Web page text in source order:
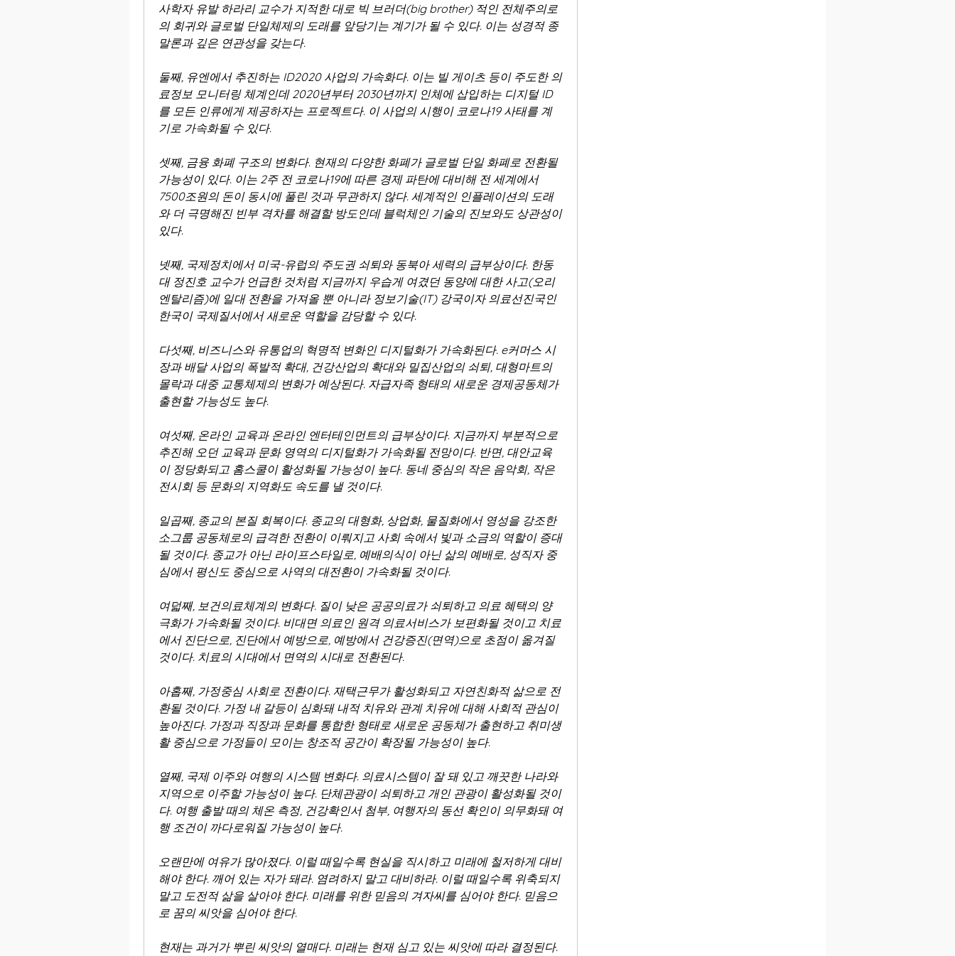
사학자 유발 하라리 교수가 지적한 대로 빅 브러더(big brother) 적인 전체주의로
의 회귀와 글로벌 단일체제의 도래를 앞당기는 계기가 될 수 있다. 이는 성경적 종
말론과 깊은 연관성을 갖는다.
둘째, 유엔에서 추진하는 ID2020 사업의 가속화다. 이는 빌 게이츠 등이 주도한 의
료정보 모니터링 체계인데 2020년부터 2030년까지 인체에 삽입하는 디지털 ID
를 모든 인류에게 제공하자는 프로젝트다. 이 사업의 시행이 코로나19 사태를 계
기로 가속화될 수 있다.
셋째, 금융 화폐 구조의 변화다. 현재의 다양한 화폐가 글로벌 단일 화폐로 전환될
가능성이 있다. 이는 2주 전 코로나19에 따른 경제 파탄에 대비해 전 세계에서
7500조원의 돈이 동시에 풀린 것과 무관하지 않다. 세계적인 인플레이션의 도래
와 더 극명해진 빈부 격차를 해결할 방도인데 블럭체인 기술의 진보와도 상관성이
있다.
넷째, 국제정치에서 미국-유럽의 주도권 쇠퇴와 동북아 세력의 급부상이다. 한동
대 정진호 교수가 언급한 것처럼 지금까지 우습게 여겼던 동양에 대한 사고(오리
엔탈리즘)에 일대 전환을 가져올 뿐 아니라 정보기술(IT) 강국이자 의료선진국인
한국이 국제질서에서 새로운 역할을 감당할 수 있다.
다섯째, 비즈니스와 유통업의 혁명적 변화인 디지털화가 가속화된다. e커머스 시
장과 배달 사업의 폭발적 확대, 건강산업의 확대와 밀집산업의 쇠퇴, 대형마트의
몰락과 대중 교통체제의 변화가 예상된다. 자급자족 형태의 새로운 경제공동체가
출현할 가능성도 높다.
여섯째, 온라인 교육과 온라인 엔터테인먼트의 급부상이다. 지금까지 부분적으로
추진해 오던 교육과 문화 영역의 디지털화가 가속화될 전망이다. 반면, 대안교육
이 정당화되고 홈스쿨이 활성화될 가능성이 높다. 동네 중심의 작은 음악회, 작은
전시회 등 문화의 지역화도 속도를 낼 것이다.
일곱째, 종교의 본질 회복이다. 종교의 대형화, 상업화, 물질화에서 영성을 강조한
소그룹 공동체로의 급격한 전환이 이뤄지고 사회 속에서 빛과 소금의 역할이 증대
될 것이다. 종교가 아닌 라이프스타일로, 예배의식이 아닌 삶의 예배로, 성직자 중
심에서 평신도 중심으로 사역의 대전환이 가속화될 것이다.
여덟째, 보건의료체계의 변화다. 질이 낮은 공공의료가 쇠퇴하고 의료 혜택의 양
극화가 가속화될 것이다. 비대면 의료인 원격 의료서비스가 보편화될 것이고 치료
에서 진단으로, 진단에서 예방으로, 예방에서 건강증진(면역)으로 초점이 옮겨질
것이다. 치료의 시대에서 면역의 시대로 전환된다.
아홉째, 가정중심 사회로 전환이다. 재택근무가 활성화되고 자연친화적 삶으로 전
환될 것이다. 가정 내 갈등이 심화돼 내적 치유와 관계 치유에 대해 사회적 관심이
높아진다. 가정과 직장과 문화를 통합한 형태로 새로운 공동체가 출현하고 취미생
활 중심으로 가정들이 모이는 창조적 공간이 확장될 가능성이 높다.
열째, 국제 이주와 여행의 시스템 변화다. 의료시스템이 잘 돼 있고 깨끗한 나라와
지역으로 이주할 가능성이 높다. 단체관광이 쇠퇴하고 개인 관광이 활성화될 것이
다. 여행 출발 때의 체온 측정, 건강확인서 첨부, 여행자의 동선 확인이 의무화돼 여
행 조건이 까다로워질 가능성이 높다.
오랜만에 여유가 많아졌다. 이럴 때일수록 현실을 직시하고 미래에 철저하게 대비
해야 한다. 깨어 있는 자가 돼라. 염려하지 말고 대비하라. 이럴 때일수록 위축되지
말고 도전적 삶을 살아야 한다. 미래를 위한 믿음의 겨자씨를 심어야 한다. 믿음으
로 꿈의 씨앗을 심어야 한다.
현재는 과거가 뿌린 씨앗의 열매다. 미래는 현재 심고 있는 씨앗에 따라 결정된다.